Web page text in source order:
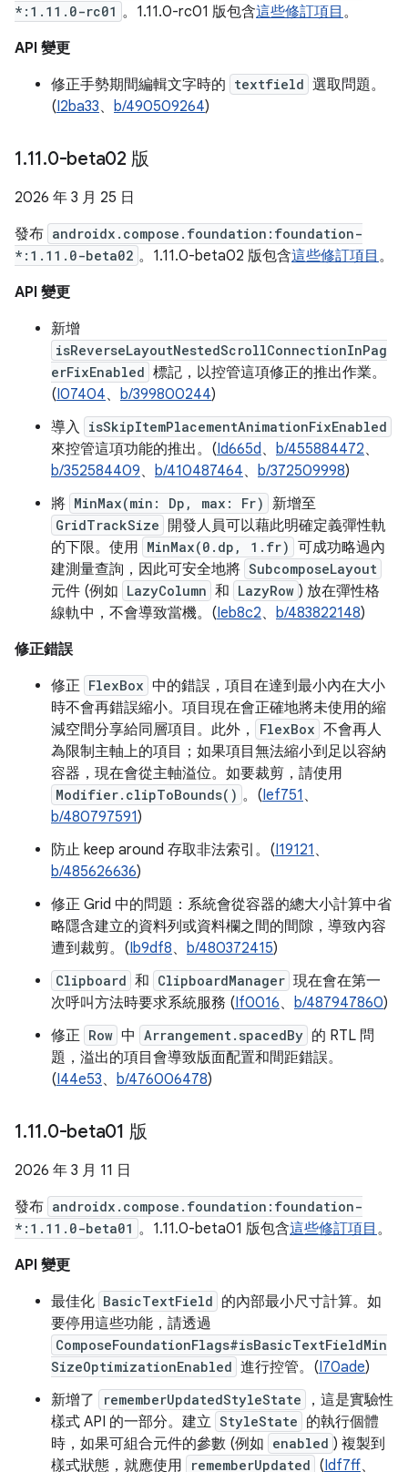
*:1.11.0-rc01 。1.11.0-rc01 版包含這些修訂項目 。
API 變更
修正手勢期間編輯文字時的 textfield 選取問題。
(I2ba33、 b/490509264)
1.11.0-beta02 版
2026 年 3 月 25 日
發布 androidx.compose.foundation:foundation-
*:1.11.0-beta02 。1.11.0-beta02 版包含這些修訂項目 。
API 變更
新增
isReverseLayoutNestedScrollConnectionInPag
erFixEnabled 標記，以控管這項修正的推出作業。
(I07404、 b/399800244)
導入 isSkipItemPlacementAnimationFixEnabled
來控管這項功能的推出。(Id665d、 b/455884472、
b/352584409、 b/410487464、 b/372509998)
將 MinMax(min: Dp, max: Fr) 新增至
GridTrackSize
開發人員可以藉此明確定義彈性軌
的下限。使用 MinMax(0.dp, 1.fr) 可成功略過內
建測量查詢，因此可安全地將 SubcomposeLayout
元件 (例如 LazyColumn 和 LazyRow ) 放在彈性格
線軌中，不會導致當機。(Ieb8c2、 b/483822148)
修正錯誤
修正 FlexBox 中的錯誤，項目在達到最小內在大小
時不會再錯誤縮小。項目現在會正確地將未使用的縮
減空間分享給同層項目。此外，
FlexBox 不會再人
為限制主軸上的項目；如果項目無法縮小到足以容納
容器，現在會從主軸溢位。如要裁剪，請使用
Modifier.clipToBounds() 。(Ief751 、
b/480797591)
防止 keep around 存取非法索引。(I19121 、
b/485626636)
修正 Grid 中的問題：系統會從容器的總大小計算中省
略隱含建立的資料列或資料欄之間的間隙，導致內容
遭到裁剪。(Ib9df8、 b/480372415)
Clipboard 和 ClipboardManager 現在會在第一
次呼叫方法時要求系統服務 (If0016、 b/487947860)
修正 Row 中 Arrangement.spacedBy 的 RTL 問
題，溢出的項目會導致版面配置和間距錯誤。
(I44e53、 b/476006478)
1.11.0-beta01 版
2026 年 3 月 11 日
發布 androidx.compose.foundation:foundation-
*:1.11.0-beta01 。1.11.0-beta01 版包含這些修訂項目 。
API 變更
最佳化 BasicTextField 的內部最小尺寸計算。如
要停用這些功能，請透過
ComposeFoundationFlags#isBasicTextFieldMin
SizeOptimizationEnabled 進行控管。(I70ade)
新增了
rememberUpdatedStyleState
，這是實驗性
樣式 API 的一部分。建立 StyleState 的執行個體
時，如果可組合元件的參數 (例如 enabled ) 複製到
樣式狀態，就應使用
rememberUpdated (Idf7ff、